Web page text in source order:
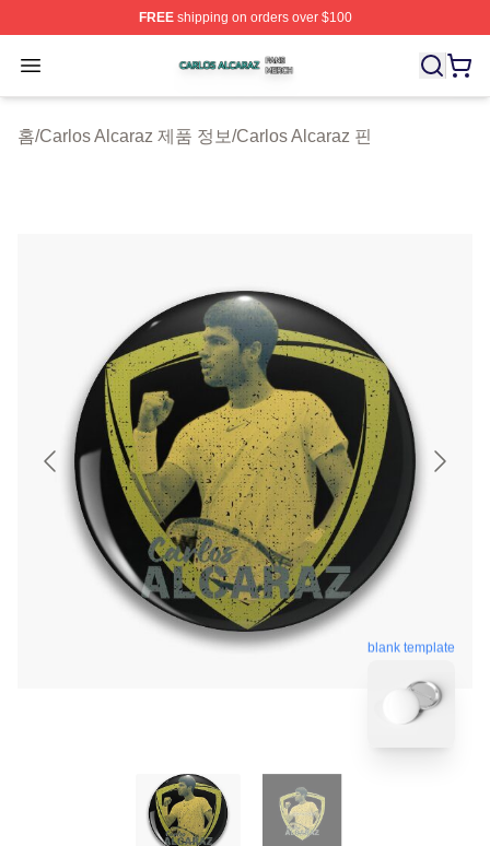
FREEshipping on orders over $100
Open menu
Carlos Alcaraz Shop ⚡️ Officially Licensed Carlos
홈/Carlos Alcaraz 제품 정보/Carlos Alcaraz 핀
blank template